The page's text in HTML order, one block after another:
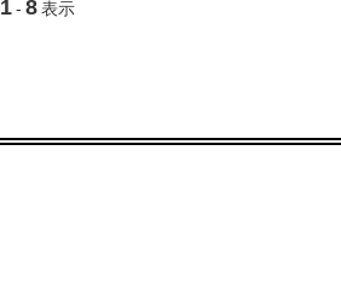
1- 8表示